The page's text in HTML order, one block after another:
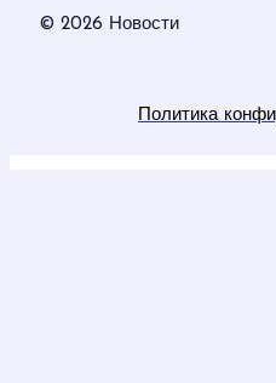
© 2026 Новости
Политика